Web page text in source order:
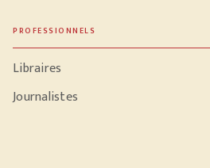
PROFESSIONNELS
Libraires
Journalistes